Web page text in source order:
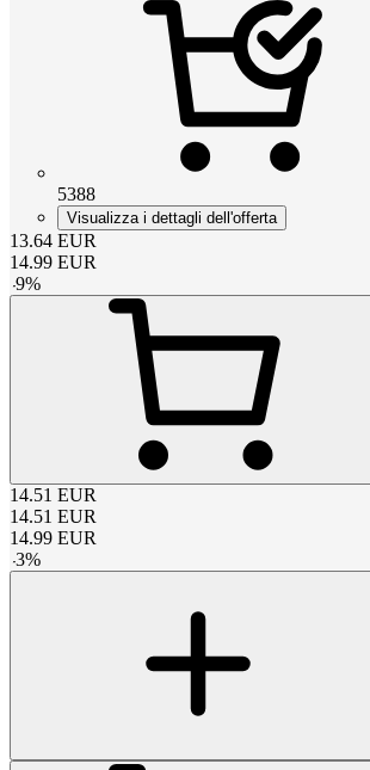
5388
Visualizza i dettagli dell'offerta
13.64 EUR
14.99 EUR
-9%
14.51 EUR
14.51 EUR
14.99 EUR
-3%